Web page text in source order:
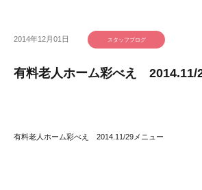
2014年12月01日 スタッフブログ
有料老人ホーム彩べえ 2014.11/
有料老人ホーム彩べえ 2014.11/29メニュー